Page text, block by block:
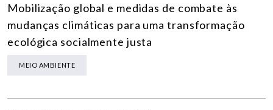
Mobilização global e medidas de combate às
mudanças climáticas para uma transformação
ecológica socialmente justa
MEIO AMBIENTE